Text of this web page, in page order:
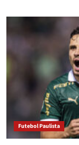
Futebol Paulista